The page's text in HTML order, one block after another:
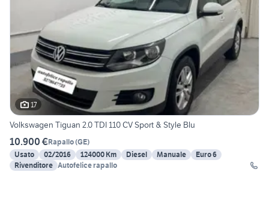
17
Volkswagen Tiguan 2.0 TDI 110 CV Sport & Style Blu
10.900 €Rapallo(GE)
Usato
02/2016 124000 Km Diesel Manuale
Euro 6
Rivenditore Autofelice rapallo